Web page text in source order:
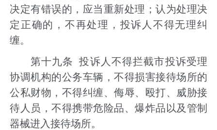
决定有错误的，应当重新处理；认为处理决
定正确的，不再处理，投诉人不得无理纠
缠。
第十九条 投诉人不得拦截市投诉受理
协调机构的公务车辆，不得损害接待场所的
公私财物，不得纠缠、侮辱、殴打、威胁接
待人员，不得携带危险品、爆炸品以及管制
器械进入接待场所。